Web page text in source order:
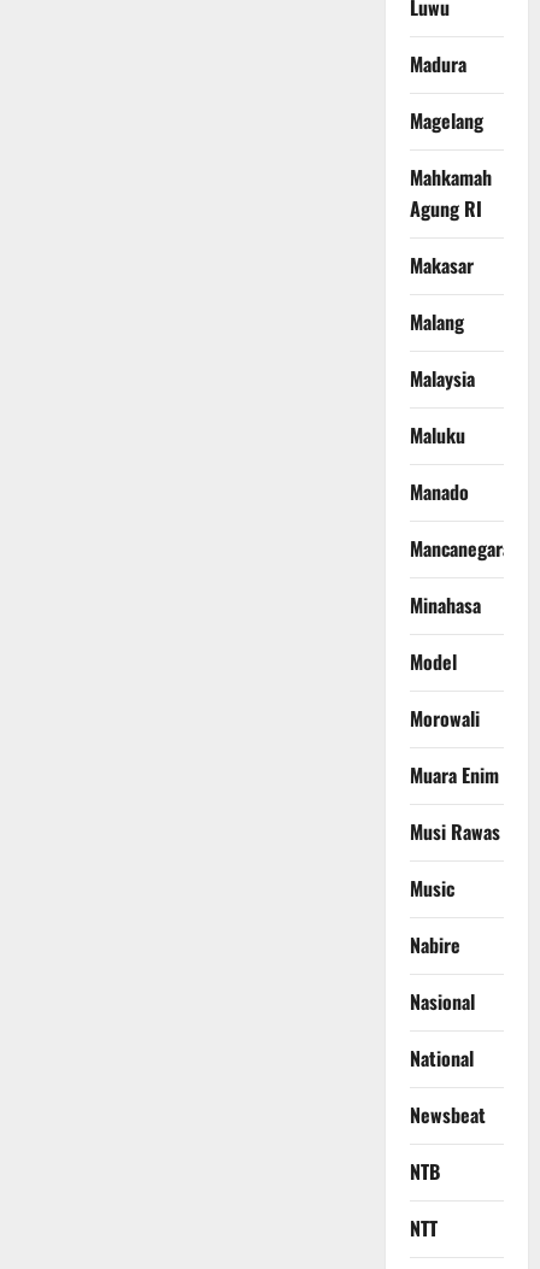
Luwu
Madura
Magelang
Mahkamah
Agung RI
Makasar
Malang
Malaysia
Maluku
Manado
Mancanegara
Minahasa
Model
Morowali
Muara Enim
Musi Rawas
Music
Nabire
Nasional
National
Newsbeat
NTB
NTT